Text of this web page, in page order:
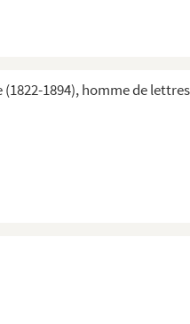
1894), homme de